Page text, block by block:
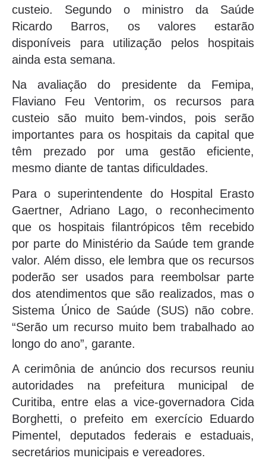
custeio. Segundo o ministro da Saúde
Ricardo Barros, os valores estarão
disponíveis para utilização pelos hospitais
ainda esta semana.
Na avaliação do presidente da Femipa,
Flaviano Feu Ventorim, os recursos para
custeio são muito bem-vindos, pois serão
importantes para os hospitais da capital que
têm prezado por uma gestão eficiente,
mesmo diante de tantas dificuldades.
Para o superintendente do Hospital Erasto
Gaertner, Adriano Lago, o reconhecimento
que os hospitais filantrópicos têm recebido
por parte do Ministério da Saúde tem grande
valor. Além disso, ele lembra que os recursos
poderão ser usados para reembolsar parte
dos atendimentos que são realizados, mas o
Sistema Único de Saúde (SUS) não cobre.
“Serão um recurso muito bem trabalhado ao
longo do ano”, garante.
A cerimônia de anúncio dos recursos reuniu
autoridades na prefeitura municipal de
Curitiba, entre elas a vice-governadora Cida
Borghetti, o prefeito em exercício Eduardo
Pimentel, deputados federais e estaduais,
secretários municipais e vereadores.